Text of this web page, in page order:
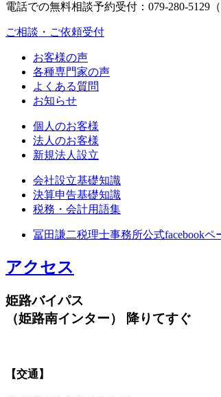
電話での無料相談予約受付： 079-280-5129
ご相談・ご依頼受付
お客様の声
各種専門家の声
よくある質問
お知らせ
個人のお客様
法人のお客様
新規法人設立
会社設立基礎知識
決算申告基礎知識
税務・会計用語集
冨田謙二税理士事務所公式facebookペ
アクセス
姫路バイパス
（姫路南インター） 降りてすぐ
【交通】